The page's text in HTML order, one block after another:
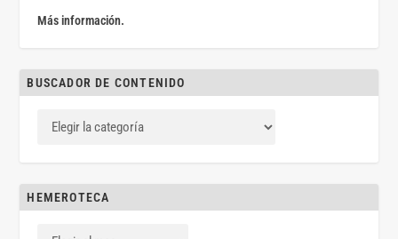
Más información.
BUSCADOR DE CONTENIDO
HEMEROTECA